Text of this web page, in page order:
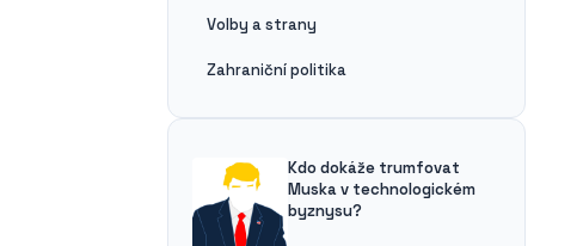
Volby a strany
Zahraniční politika
Kdo dokáže trumfovat
Muska v technologickém
byznysu?